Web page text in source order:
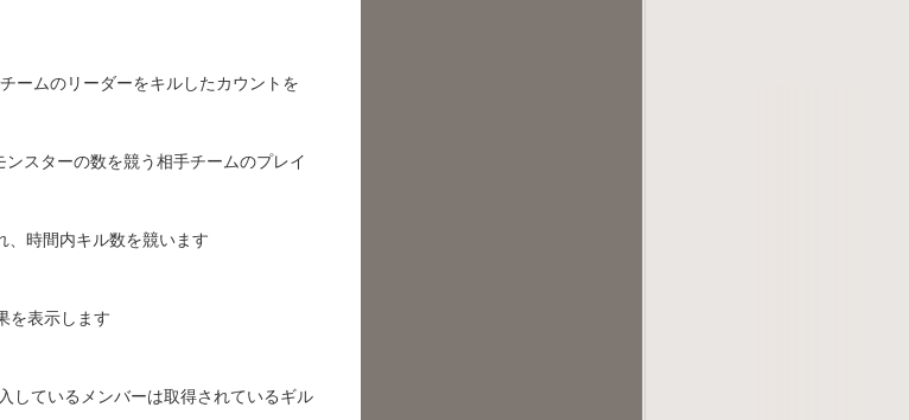
ームのリーダーをキルしたカウントを
スターの数を競う相手チームのプレイ
時間内キル数を競います
を表示します
しているメンバーは取得されているギル